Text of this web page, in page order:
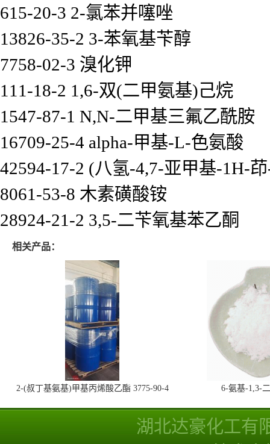
615-20-3 2-氯苯并噻唑
13826-35-2 3-苯氧基苄醇
7758-02-3 溴化钾
111-18-2 1,6-双(二甲氨基)己烷
1547-87-1 N,N-二甲基三氟乙酰胺
16709-25-4 alpha-甲基-L-色氨酸
42594-17-2 (八氢-4,7-亚甲基-1H-
8061-53-8 木素磺酸铵
28924-21-2 3,5-二苄氧基苯乙酮
相关产品：
2-(叔丁基氨基)甲基丙烯酸乙酯 3775-90-4 6-氨基-1,3-
湖北达豪化工有